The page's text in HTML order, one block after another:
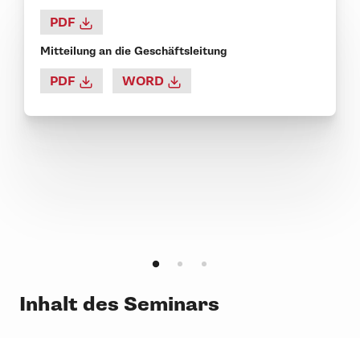
PDF
Mitteilung an die Geschäftsleitung
PDF WORD
Inhalt des Seminars